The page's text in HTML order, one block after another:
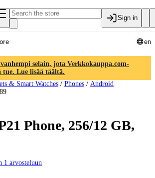
Sign in
en
vanhempi selain, jota Verkkokauppa.com-
tue. Lue lisää täältä.
& Smart Watches / Phones / Android
Phone, 256/12 GB,
1 arvosteluun